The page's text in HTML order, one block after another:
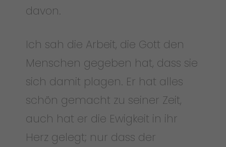
davon.
Ich sah die Arbeit, die Gott den
Menschen gegeben hat, dass sie
sich damit plagen. Er hat alles
schön gemacht zu seiner Zeit,
auch hat er die Ewigkeit in ihr
Herz gelegt; nur dass der